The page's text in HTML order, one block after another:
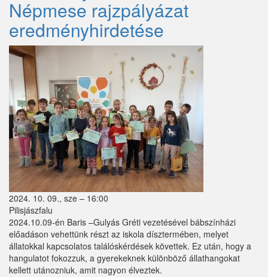
Szigetújfalu
Sződ
Sződliget
Szokolya
Tápióbicske
Tápiógyörgye
Tápióság
Tápiószőlős
Tatárszentgyörgy
Telki
Tésa
Népmese rajzpályázat
eredményhirdetése
2024. 10. 09., sze – 16:00
Pilisjászfalu
2024.10.09-én Baris –Gulyás Gréti vezetésével bábszínházi
előadáson vehettünk részt az iskola dísztermében, melyet
állatokkal kapcsolatos találóskérdések követtek. Ez után, hogy a
hangulatot fokozzuk, a gyerekeknek különböző állathangokat
kellett utánozniuk, amit nagyon élveztek.